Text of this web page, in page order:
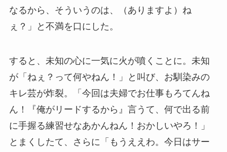
なるから、そういうのは、（ありますよ）ね
ぇ？」と不満を口にした。
すると、未知の心に一気に火が噴くことに。未知
が「ねぇ？って何やねん！」と叫び、お馴染みの
キレ芸が炸裂。「今回は夫婦でお仕事もろてんね
ん！『俺がリードするから』言うて、何で出る前
に手握る練習せなあかんねん！おかしいやろ！」
とまくしたて、さらに「もうええわ。今日はサー